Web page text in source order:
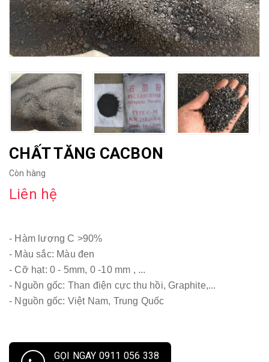
CHẤT TĂNG CACBON
Còn hàng
Liên hệ
- Hàm lượng C >90%
- Màu sắc: Màu đen
- Cỡ hạt: 0 - 5mm, 0 -10 mm , ...
- Nguồn gốc: Than điện cực thu hồi, Graphite,...
- Nguồn gốc: Việt Nam, Trung Quốc
GỌI NGAY 0911 056 338